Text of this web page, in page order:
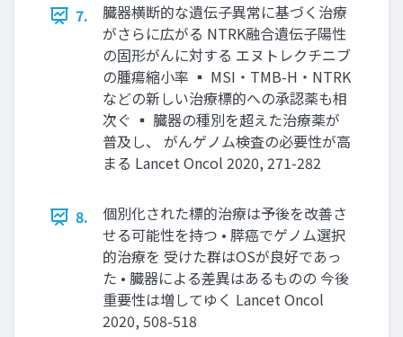
7.
臓器横断的な遺伝子異常に基づく治療
がさらに広がる NTRK融合遺伝子陽性
の固形がんに対する エヌトレクチニブ
の腫瘍縮小率 ▪ MSI・TMB-H・NTRK
などの新しい治療標的への承認薬も相
次ぐ ▪ 臓器の種別を超えた治療薬が
普及し、 がんゲノム検査の必要性が高
まる Lancet Oncol 2020, 271-282
8.
個別化された標的治療は予後を改善さ
せる可能性を持つ • 膵癌でゲノム選択
的治療を 受けた群はOSが良好であっ
た • 臓器による差異はあるものの 今後
重要性は増してゆく Lancet Oncol
2020, 508-518